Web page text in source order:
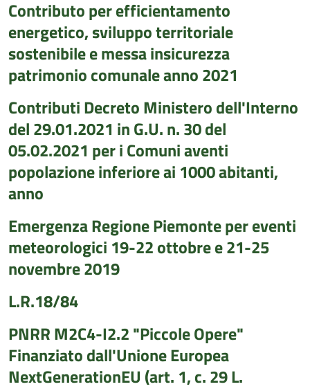
Contributo per efficientamento
energetico, sviluppo territoriale
sostenibile e messa insicurezza
patrimonio comunale anno 2021
Contributi Decreto Ministero dell'Interno
del 29.01.2021 in G.U. n. 30 del
05.02.2021 per i Comuni aventi
popolazione inferiore ai 1000 abitanti,
anno
Emergenza Regione Piemonte per eventi
meteorologici 19-22 ottobre e 21-25
novembre 2019
L.R.18/84
PNRR M2C4-I2.2 "Piccole Opere"
Finanziato dall'Unione Europea
NextGenerationEU (art. 1, c. 29 L.